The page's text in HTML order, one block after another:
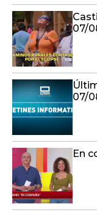
07/
07/
En